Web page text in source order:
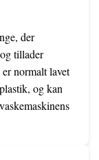
der
tillader
normalt lavet
og kan